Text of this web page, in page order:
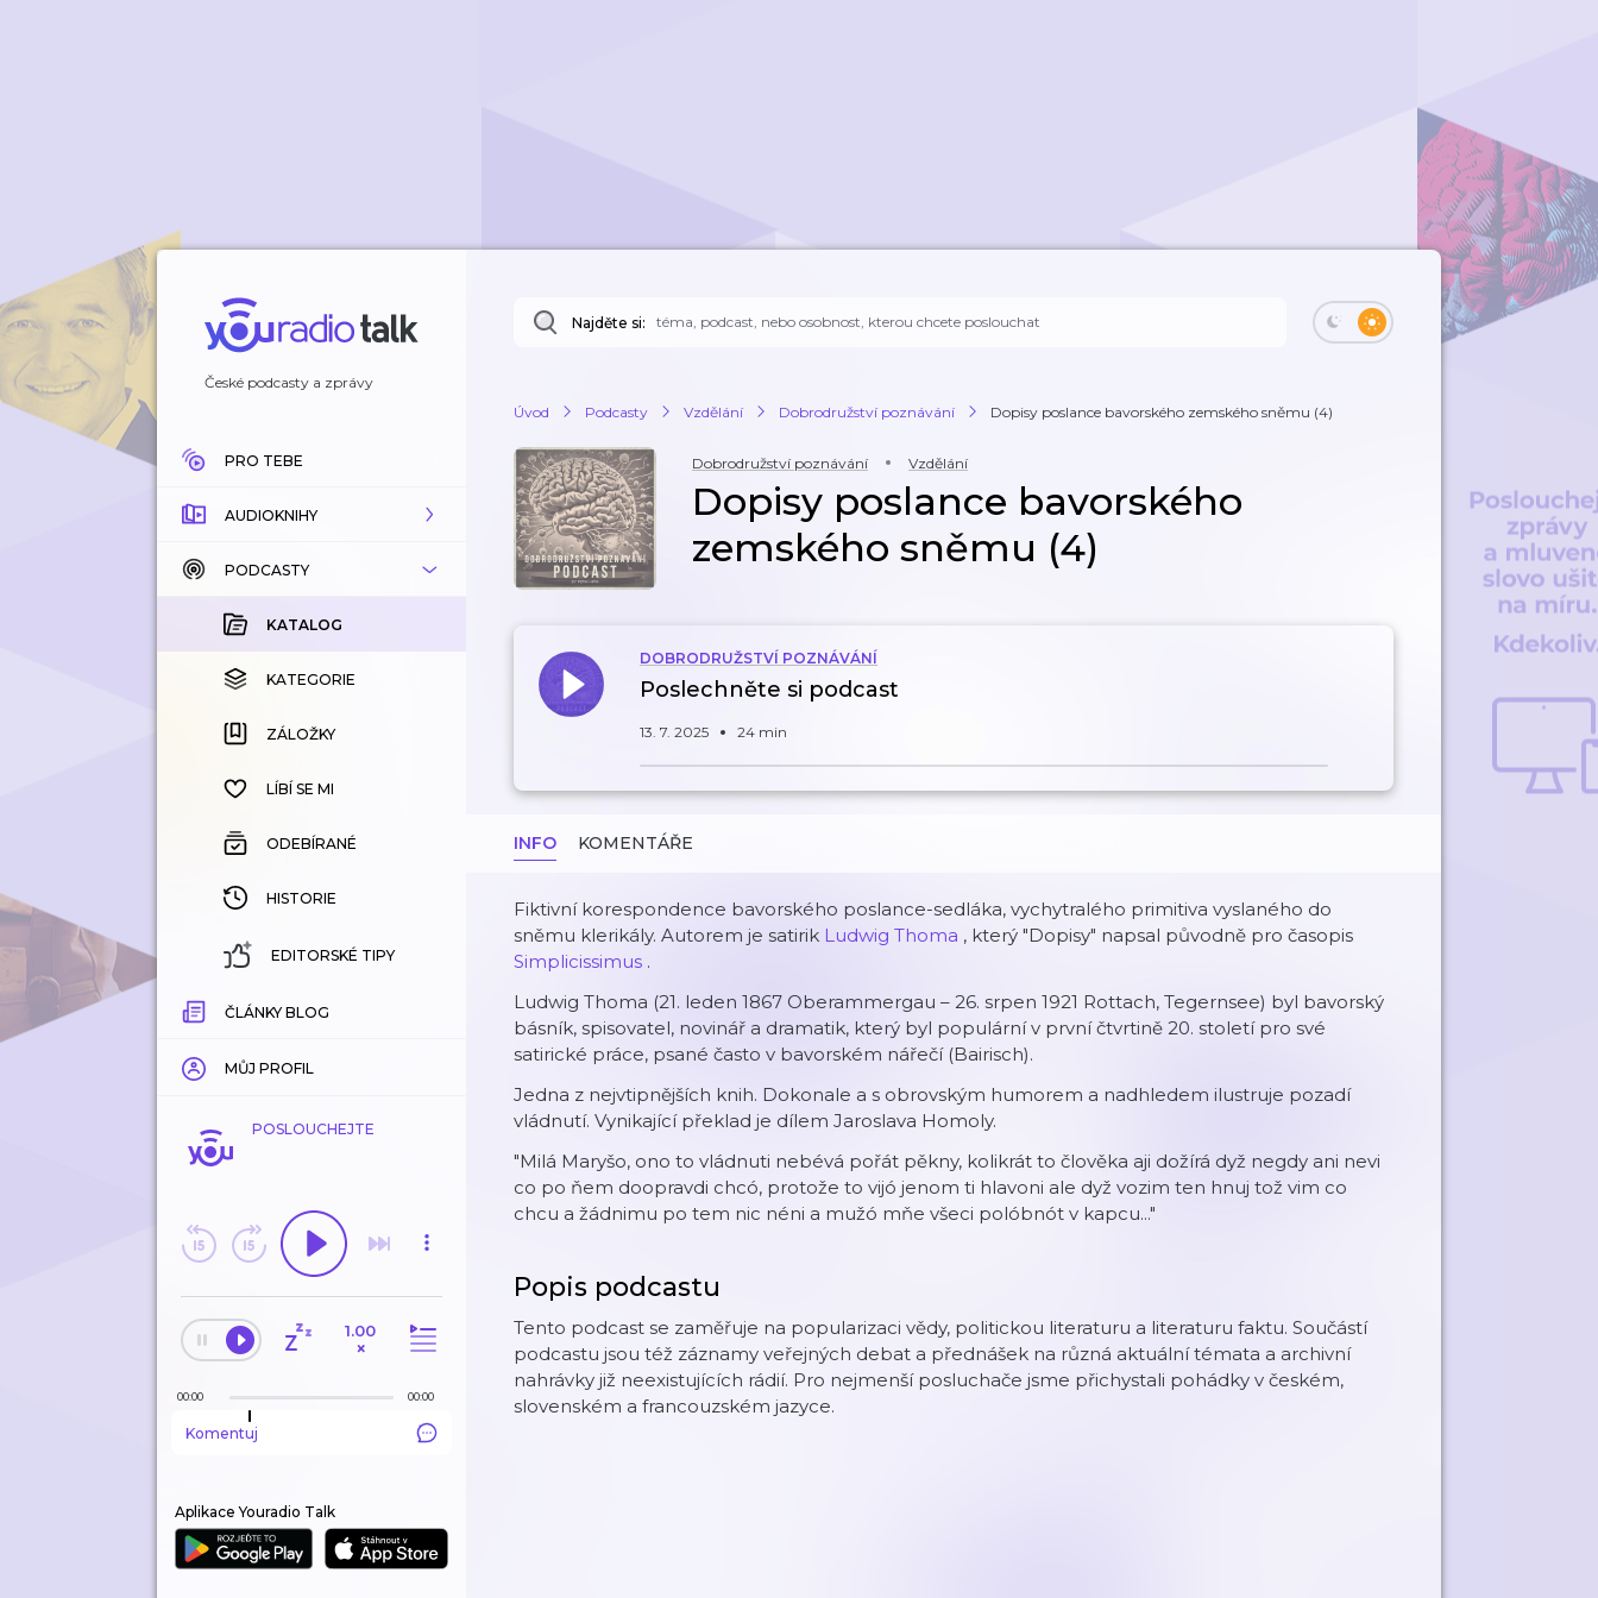
České podcasty a zprávy
PRO TEBE
AUDIOKNIHY
KATALOG
KOUPENÉ
KATEGORIE
ZÁLOŽKY
HISTORIE
PODCASTY
KATALOG
KATEGORIE
ZÁLOŽKY
LÍBÍ SE MI
ODEBÍRANÉ
HISTORIE
EDITORSKÉ TIPY
ČLÁNKY BLOG
MŮJ PROFIL
POSLOUCHEJTE
1.00
×
00:00 00:00
Komentuj
Aplikace Youradio Talk
Najděte si:
Úvod Podcasty Vzdělání Dobrodružství poznávání Dopisy poslance bavorského zemského sněmu (4)
Dobrodružství poznávání Vzdělání
Dopisy poslance bavorského
zemského sněmu (4)
DOBRODRUŽSTVÍ POZNÁVÁNÍ
Poslechněte si podcast
13. 7. 2025 24 min
INFO KOMENTÁŘE
Fiktivní korespondence bavorského poslance-sedláka, vychytralého primitiva vyslaného do
sněmu klerikály. Autorem je satirik Ludwig Thoma , který "Dopisy" napsal původně pro časopis
Simplicissimus .
Ludwig Thoma (21. leden 1867 Oberammergau – 26. srpen 1921 Rottach, Tegernsee) byl bavorský
básník, spisovatel, novinář a dramatik, který byl populární v první čtvrtině 20. století pro své
satirické práce, psané často v bavorském nářečí (Bairisch).
Jedna z nejvtipnějších knih. Dokonale a s obrovským humorem a nadhledem ilustruje pozadí
vládnutí. Vynikající překlad je dílem Jaroslava Homoly.
"Milá Maryšo, ono to vládnuti nebévá pořát pěkny, kolikrát to člověka aji dožírá dyž negdy ani nevi
co po ňem doopravdi chcó, protože to vijó jenom ti hlavoni ale dyž vozim ten hnuj tož vim co
chcu a žádnimu po tem nic néni a mužó mňe všeci polóbnót v kapcu..."
Popis podcastu
Tento podcast se zaměřuje na popularizaci vědy, politickou literaturu a literaturu faktu. Součástí
podcastu jsou též záznamy veřejných debat a přednášek na různá aktuální témata a archivní
nahrávky již neexistujících rádií. Pro nejmenší posluchače jsme přichystali pohádky v českém,
slovenském a francouzském jazyce.